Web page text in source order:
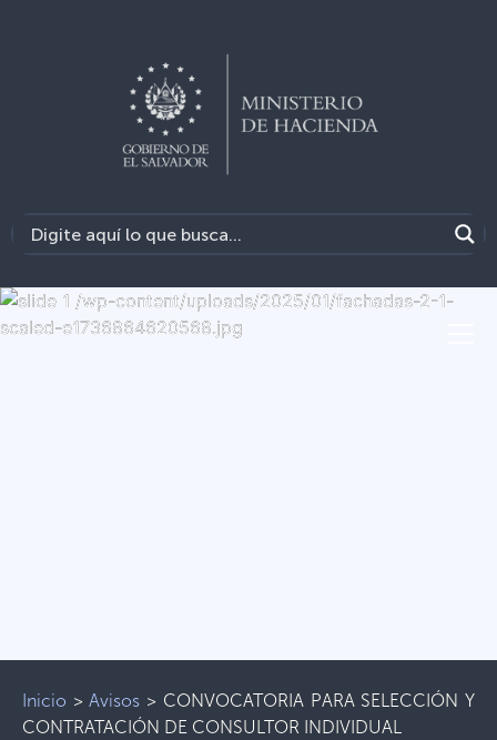
Inicio >Avisos > CONVOCATORIA PARA SELECCIÓN Y
CONTRATACIÓN DE CONSULTOR INDIVIDUAL